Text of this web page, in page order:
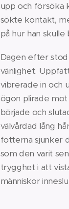
upp och försöka
sökte kontakt,
på hur han
Dagen efter
vänlighet.
vibrerade in och
ögon plirade mot
började och
välvårdad lång
fötterna sjunker
som den varit
trygghet i att
människor